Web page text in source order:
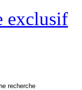
exclusif